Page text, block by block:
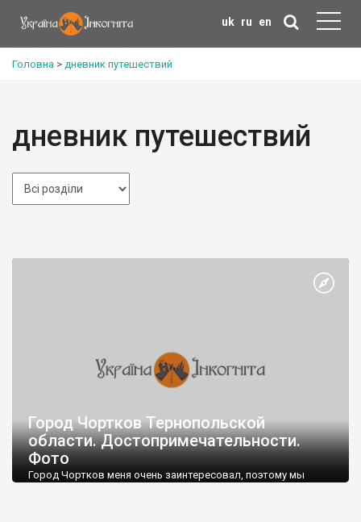
uk ru en
Головна > дневник путешествий
дневник путешествий
Город Чортков Тернопольской
области. Достопримечательности.
Фото
Город Чортков меня очень заинтересовал, поэтому мы